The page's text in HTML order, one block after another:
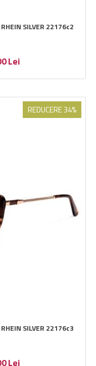
SILVER 22176c2
Lei
REDUCERE 34%
SILVER 22176c3
Lei